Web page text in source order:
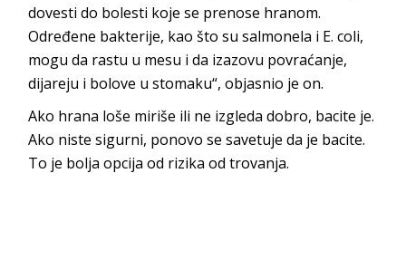
dovesti do bolesti koje se prenose hranom.
Određene bakterije, kao što su salmonela i E. coli,
mogu da rastu u mesu i da izazovu povraćanje,
dijareju i bolove u stomaku“, objasnio je on.
Ako hrana loše miriše ili ne izgleda dobro, bacite je.
Ako niste sigurni, ponovo se savetuje da je bacite.
To je bolja opcija od rizika od trovanja.